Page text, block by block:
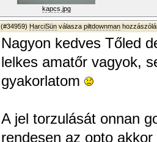
kapcs.jpg
(#34959) HarciSün válasza piltdownman
Nagyon kedves Tőled
lelkes amatőr vagyok,
gyakorlatom
A jel torzulását onnan
rendesen az opto